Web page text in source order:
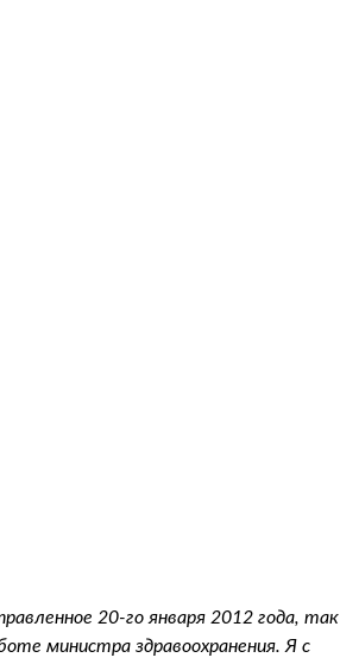
20-го января 2012 года, так
министра здравоохранения. Я с